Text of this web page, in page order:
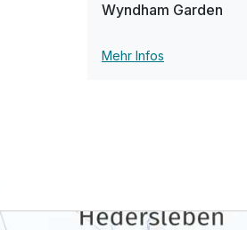
Wyndham Garden
Mehr Infos